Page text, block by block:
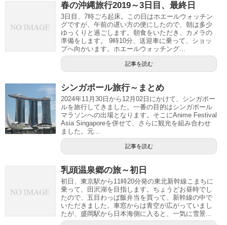
春の沖縄旅行2019～3日目、最終日
3日目、7時ごろ起床。この日はホエールウォッチン
グですが、午前の遅い方の便にしたので、朝は多少
ゆっくりと過ごします。朝食をいただき、カメラの
準備をします。 9時10分、送迎車に乗って、ショッ
プへ向かいます。ホエールウォッチング...
記事を読む
シンガポール旅行～まとめ
2024年11月30日から12月02日にかけて、シンガポー
ルを旅行してきました。一番の目的はシンガポール
マラソンへの出場となります。そこにAnime Festival
Asia Singaporeを併せて、さらに観光を組み合わせ
ました。元...
記事を読む
乳頭温泉郷の旅～初日
初日、東京駅から11時20分発の東北新幹線こまちに
乗って、田沢湖を目指します。ちょうどお昼時でし
たので、五目わっぱ飯弁当を買って、新幹線の中で
いただきました。車窓からは青空が広がっていまし
たが、盛岡駅から日本海側に入ると、一気に雪景...